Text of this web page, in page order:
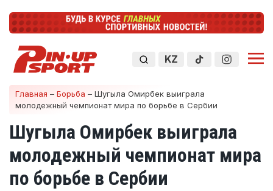
KZ
Главная – Борьба – Шугыла Омирбек выиграла
молодежный чемпионат мира по борьбе в Сербии
Шугыла Омирбек выиграла
молодежный чемпионат мира
по борьбе в Сербии